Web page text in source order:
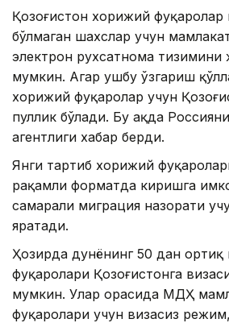
Қозоғистон хорижий фуқаролар
бўлмаган шахслар учун
электрон рухсатнома
мумкин. Агар ушбу ўзгариш
хорижий фуқаролар учун
пуллик бўлади. Бу ҳақда
агентлиги хабар берди.
Янги тартиб хорижий
рақамли форматда киришга
самарали миграция назорати
яратади.
Ҳозирда дунёнинг 50 дан ортиқ
фуқаролари Қозоғистонга
мумкин. Улар орасида МДҲ
фуқаролари учун визасиз